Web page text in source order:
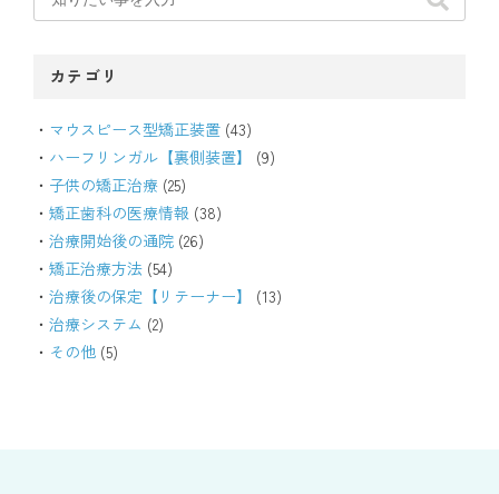
カテゴリ
マウスピース型矯正装置 (43)
ハーフリンガル【裏側装置】
(9)
子供の矯正治療 (25)
矯正歯科の医療情報 (38)
治療開始後の通院 (26)
矯正治療方法 (54)
治療後の保定【リテーナー】
(13)
治療システム (2)
その他 (5)